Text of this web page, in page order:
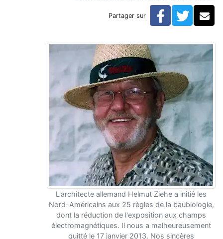
Hypersensibilités environnementales
La baubiologie fête ses 25 ans en Amérique du Nord
Partager sur Facebook
L'architecte allemand Helmut Ziehe a initié les
Nord-Américains aux 25 règles de la baubiologie,
dont la réduction de l'exposition aux champs
électromagnétiques. Il nous a malheureusement
quitté le 17 janvier 2013. Nos sincères